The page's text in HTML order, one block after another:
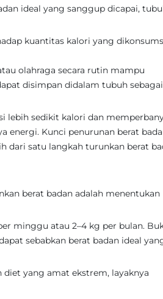
ideal yang sanggup dicapai,
kuantitas kalori yang
olahraga secara rutin mampu
disimpan didalam tubuh sebagai
lebih sedikit kalori dan
energi. Kunci penurunan berat
dari satu langkah turunkan berat
berat badan adalah menentukan
minggu atau 2–4 kg per bulan.
sebabkan berat badan ideal
yang amat ekstrem, layaknya